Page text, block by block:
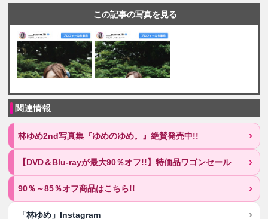
この記事の写真を見る
関連情報
林ゆめ2nd写真集『ゆめのゆめ。』絶賛発売中!!
【DVD＆Blu-rayが最大90％オフ!!】特価品ワゴンセール
90％～85％オフ商品はこちら!!
「林ゆめ」Instagram